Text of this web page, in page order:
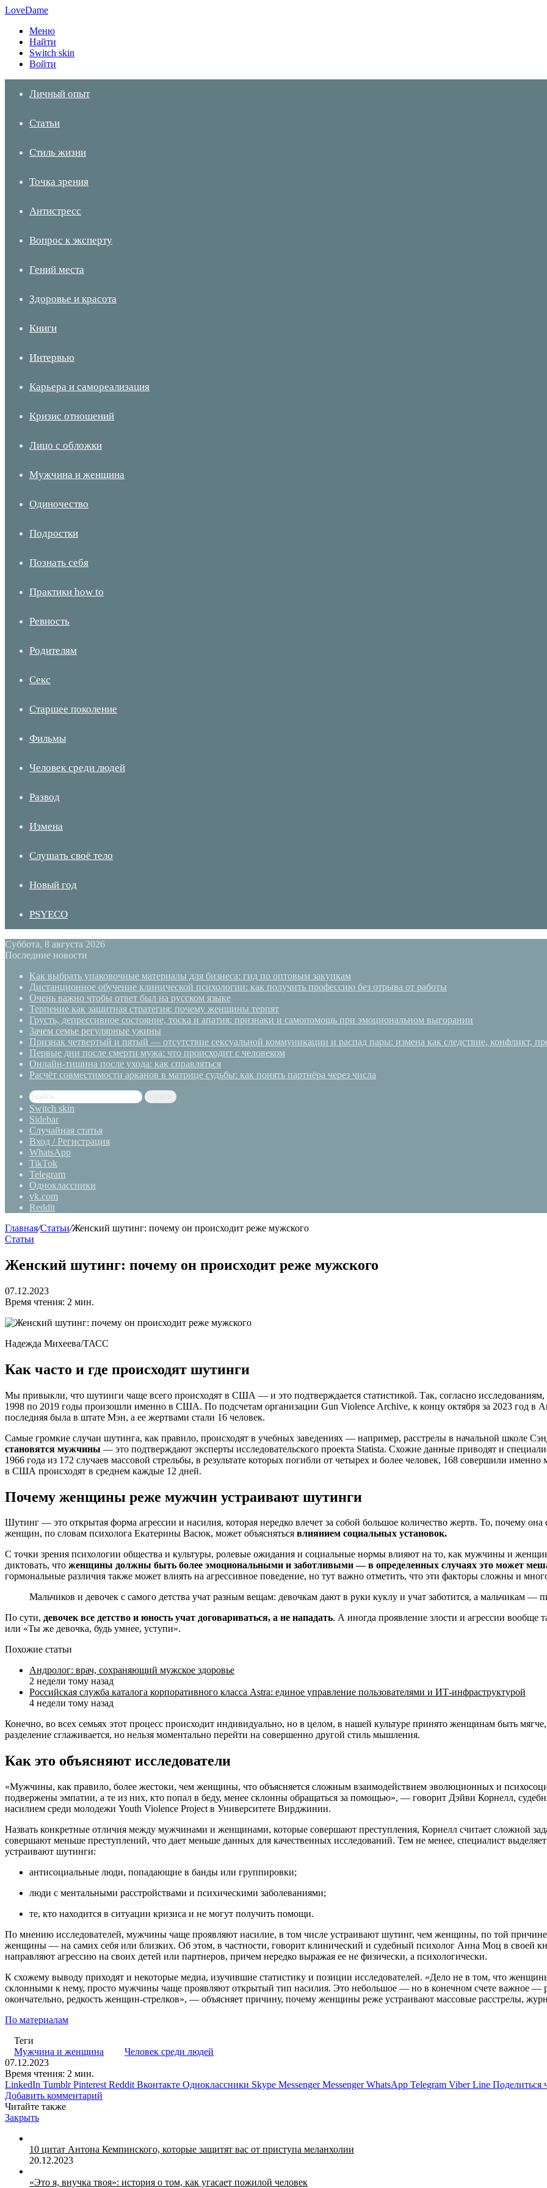
LoveDame
Меню
Найти
Switch skin
Войти
Личный опыт
Статьи
Стиль жизни
Точка зрения
Антистресс
Вопрос к эксперту
Гений места
Здоровье и красота
Книги
Интервью
Карьера и самореализация
Кризис отношений
Лицо с обложки
Мужчина и женщина
Одиночество
Подростки
Познать себя
Практики how to
Ревность
Родителям
Секс
Старшее поколение
Фильмы
Человек среди людей
Развод
Измена
Слушать своё тело
Новый год
PSYECO
Суббота, 8 августа 2026
Последние новости
Как выбрать упаковочные материалы для бизнеса: гид по оптовым закупкам
Дистанционное обучение клинической психологии: как получить профессию без отрыва от работы
Очень важно чтобы ответ был на русском языке
Терпение как защитная стратегия: почему женщины терпят
Грусть, депрессивное состояние, тоска и апатия: признаки и самопомощь при эмоциональном выгорании
Зачем семье регулярные ужины
Признак четвертый и пятый — отсутствие сексуальной коммуникации и распад пары: измена как следствие, конфликт,
Первые дни после смерти мужа: что происходит с человеком
Онлайн-тишина после ухода: как справляться
Расчёт совместимости арканов в матрице судьбы: как понять партнёра через числа
Switch skin
Sidebar
Случайная статья
Вход / Регистрация
WhatsApp
TikTok
Telegram
Одноклассники
vk.com
Reddit
Главная/Статьи/Женский шутинг: почему он происходит реже мужского
Статьи
Женский шутинг: почему он происходит реже мужского
07.12.2023
Время чтения: 2 мин.
Надежда Михеева/ТАСС
Как часто и где происходят шутинги
Мы привыкли, что шутинги чаще всего происходят в США — и это подтверждается статистикой. Так, согласно исследованиям,
1998 по 2019 годы произошли именно в США. По подсчетам организации Gun Violence Archive, к концу октября за 2023 год в
последняя была в штате Мэн, а ее жертвами стали 16 человек.
Самые громкие случаи шутинга, как правило, происходят в учебных заведениях — например, расстрелы в начальной школе
становятся мужчины — это подтверждают эксперты исследовательского проекта Statista. Схожие данные приводят и
1966 года из 172 случаев массовой стрельбы, в результате которых погибли от четырех и более человек, 168 совершили
в США происходят в среднем каждые 12 дней.
Почему женщины реже мужчин устраивают шутинги
Шутинг — это открытая форма агрессии и насилия, которая нередко влечет за собой большое количество жертв. То, почему
женщин, по словам психолога Екатерины Васюк, может объясняться влиянием социальных установок.
С точки зрения психологии общества и культуры, ролевые ожидания и социальные нормы влияют на то, как мужчины и
диктовать, что женщины должны быть более эмоциональными и заботливыми — в определенных случаях это может
гормональные различия также может влиять на агрессивное поведение, но тут важно отметить, что эти факторы сложны и
Мальчиков и девочек с самого детства учат разным вещам: девочкам дают в руки куклу и учат заботится, а мальчикам —
По сути, девочек все детство и юность учат договариваться, а не нападать. А иногда проявление злости и агрессии вообще
или «Ты же девочка, будь умнее, уступи».
Похожие статьи
Андролог: врач, сохраняющий мужское здоровье
2 недели тому назад
Российская служба каталога корпоративного класса Astra: единое управление пользователями и ИТ-инфраструктурой
4 недели тому назад
Конечно, во всех семьях этот процесс происходит индивидуально, но в целом, в нашей культуре принято женщинам быть
разделение сглаживается, но нельзя моментально перейти на совершенно другой стиль мышления.
Как это объясняют исследователи
«Мужчины, как правило, более жестоки, чем женщины, что объясняется сложным взаимодействием эволюционных и
подвержены эмпатии, а те из них, кто попал в беду, менее склонны обращаться за помощью», — говорит Дэйви Корнелл,
насилием среди молодежи Youth Violence Project в Университете Вирджинии.
Назвать конкретные отличия между мужчинами и женщинами, которые совершают преступления, Корнелл считает сложной
совершают меньше преступлений, что дает меньше данных для качественных исследований. Тем не менее, специалист
устраивают шутинги:
антисоциальные люди, попадающие в банды или группировки;
люди с ментальными расстройствами и психическими заболеваниями;
те, кто находится в ситуации кризиса и не могут получить помощи.
По мнению исследователей, мужчины чаще проявляют насилие, в том числе устраивают шутинг, чем женщины, по той
женщины — на самих себя или близких. Об этом, в частности, говорит клинический и судебный психолог Анна Моц в своей
направляют агрессию на своих детей или партнеров, причем нередко выражая ее не физически, а психологически.
К схожему выводу приходят и некоторые медиа, изучившие статистику и позиции исследователей. «Дело не в том, что
склонными к нему, просто мужчины чаще проявляют открытый тип насилия. Это небольшое — но в конечном счете важное —
окончательно, редкость женщин-стрелков», — объясняет причину, почему женщины реже устраивают массовые расстрелы,
По материалам
Теги
Мужчина и женщина
Человек среди людей
07.12.2023
Время чтения: 2 мин.
LinkedIn Tumblr Pinterest Reddit Вконтакте Одноклассники Skype Messenger Messenger WhatsApp Telegram Viber Line Поделиться
Добавить комментарий
Читайте также
Закрыть
10 цитат Антона Кемпинского, которые защитят вас от приступа меланхолии
20.12.2023
«Это я, внучка твоя»: история о том, как угасает пожилой человек